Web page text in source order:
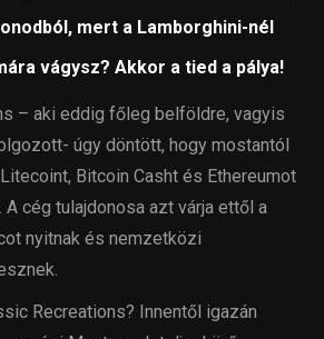
mert a Lamborghini-nél
vágysz? Akkor a tied a pálya!
– aki eddig főleg belföldre, vagyis
úgy döntött, hogy mostantól
Bitcoin Casht és Ethereumot
cég tulajdonosa azt várja ettől a
nyitnak és nemzetközi
Recreations? Innentől igazán